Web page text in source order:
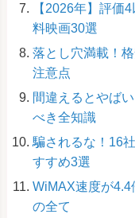
【2026年】評価
料映画30選
落とし穴満載！
注意点
間違えるとやば
べき全知識
騙されるな！16
すすめ3選
WiMAX速度が4.4
の全て